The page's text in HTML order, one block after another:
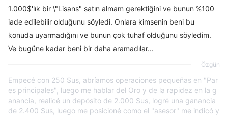
1.000$'lık bir \"Lisans" satın almam gerektiğini ve bunun %100
iade edilebilir olduğunu söyledi. Onlara kimsenin beni bu
konuda uyarmadığını ve bunun çok tuhaf olduğunu söyledim.
Ve bugüne kadar beni bir daha aramadılar...
Özgün
Empecé con 250 $us, abríamos operaciones pequeñas en "Par
es principales", luego me hablar del Oro y de la rapidez en la g
anancia, realicé un depósito de 2.000 $us, logré una ganancia
de 2.400 $us, luego me posicioné como el "asesor" me indicó y